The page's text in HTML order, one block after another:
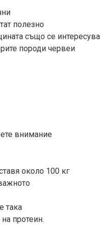
полезно
също се интересува
породи червеи
внимание
около 100 кг
така
протеин.